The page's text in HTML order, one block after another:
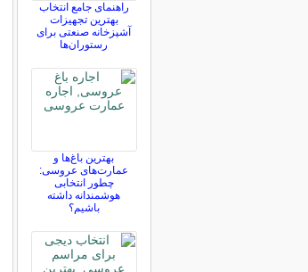
راهنمای جامع انتخاب
بهترین تجهیزات
آشپزخانه صنعتی برای
رستوران‌ها
بهترین باغ‌ها و
عمارت‌های عروسی:
چطور انتخابی
هوشمندانه داشته
باشیم؟